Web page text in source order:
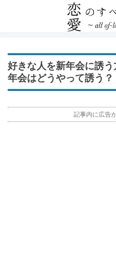
好きな人を新年会に誘
年会はどうやって誘う？
記事内に広告